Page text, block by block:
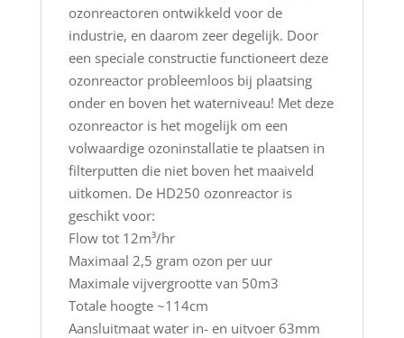
ozonreactoren ontwikkeld voor de
industrie, en daarom zeer degelijk. Door
een speciale constructie functioneert deze
ozonreactor probleemloos bij plaatsing
onder en boven het waterniveau! Met deze
ozonreactor is het mogelijk om een
volwaardige ozoninstallatie te plaatsen in
filterputten die niet boven het maaiveld
uitkomen. De HD250 ozonreactor is
geschikt voor:
Flow tot 12m³/hr
Maximaal 2,5 gram ozon per uur
Maximale vijvergrootte van 50m3
Totale hoogte ~114cm
Aansluitmaat water in- en uitvoer 63mm